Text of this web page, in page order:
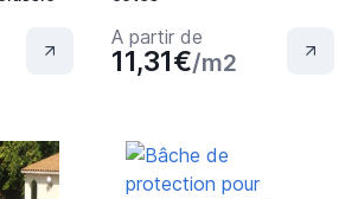
A partir de
11,31€/m2